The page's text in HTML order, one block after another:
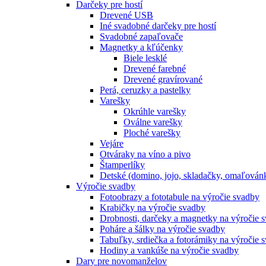
Darčeky pre hostí
Drevené USB
Iné svadobné darčeky pre hostí
Svadobné zapaľovače
Magnetky a kľúčenky
Biele lesklé
Drevené farebné
Drevené gravírované
Perá, ceruzky a pastelky
Varešky
Okrúhle varešky
Oválne varešky
Ploché varešky
Vejáre
Otváraky na víno a pivo
Štamperlíky
Detské (domino, jojo, skladačky,
Výročie svadby
Fotoobrazy a fototabule na výročie svadby
Krabičky na výročie svadby
Drobnosti, darčeky a magnetky na výročie
Poháre a šálky na výročie svadby
Tabuľky, srdiečka a fotorámiky na výročie
Hodiny a vankúše na výročie svadby
Dary pre novomanželov